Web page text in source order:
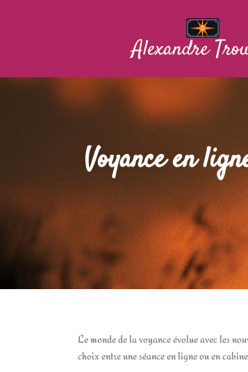
Voyance en
Le monde de la voyance évolue avec les
choix entre une séance en ligne ou en